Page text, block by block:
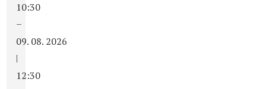
10:30
–
09. 08. 2026
|
12:30